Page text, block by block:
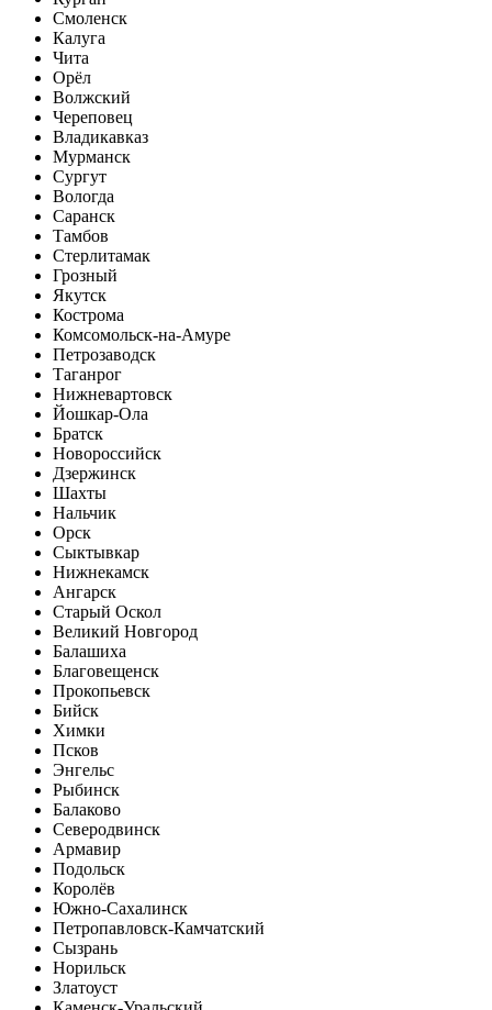
Смоленск
Калуга
Чита
Орёл
Волжский
Череповец
Владикавказ
Мурманск
Сургут
Вологда
Саранск
Тамбов
Стерлитамак
Грозный
Якутск
Кострома
Комсомольск-на-Амуре
Петрозаводск
Таганрог
Нижневартовск
Йошкар-Ола
Братск
Новороссийск
Дзержинск
Шахты
Нальчик
Орск
Сыктывкар
Нижнекамск
Ангарск
Старый Оскол
Великий Новгород
Балашиха
Благовещенск
Прокопьевск
Бийск
Химки
Псков
Энгельс
Рыбинск
Балаково
Северодвинск
Армавир
Подольск
Королёв
Южно-Сахалинск
Петропавловск-Камчатский
Сызрань
Норильск
Златоуст